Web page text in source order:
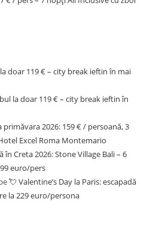
doar 119 € – city break ieftin în mai
la doar 119 € – city break ieftin în
primăvara 2026: 159 € / persoană, 3
Excel Roma Montemario
în Creta 2026: Stone Village Bali – 6
euro/pers
💘 Valentine’s Day la Paris: escapadă
la 229 euro/persona